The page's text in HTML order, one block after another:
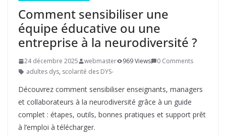
Comment sensibiliser une
équipe éducative ou une
entreprise à la neurodiversité ?
24 décembre 2025 webmaster 969 Views
0 Comments
adultes dys, scolarité des DYS-
Découvrez comment sensibiliser enseignants, managers
et collaborateurs à la neurodiversité grâce à un guide
complet : étapes, outils, bonnes pratiques et support prêt
à l’emploi à télécharger.